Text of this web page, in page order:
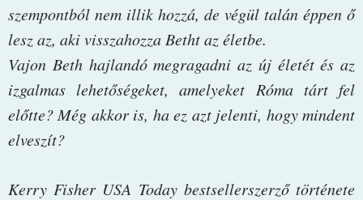
szempontból nem illik hozzá, de végül talán éppen ő
lesz az, aki visszahozza Betht az életbe.
Vajon Beth hajlandó megragadni az új életét és az
izgalmas lehetőségeket, amelyeket Róma tárt fel
előtte? Még akkor is, ha ez azt jelenti, hogy mindent
elveszít?
Kerry Fisher USA Today bestsellerszerző története